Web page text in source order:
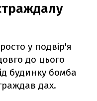
у подвір'я
до цього
будинку бомба
дах.